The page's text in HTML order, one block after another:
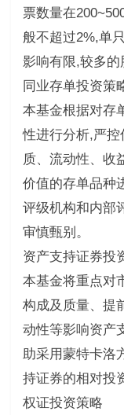
票数量在
般不超过2%,单
影响有限,较多的
同业存单投资策
本基金根据对存
性进行分析,严
质、流动性、收
价值的存单品种
评级机构和内部
审慎甄别。
资产支持证券投
本基金将重点对
构成及质量、提
动性等影响资产
助采用蒙特卡洛
持证券的相对投
权证投资策略